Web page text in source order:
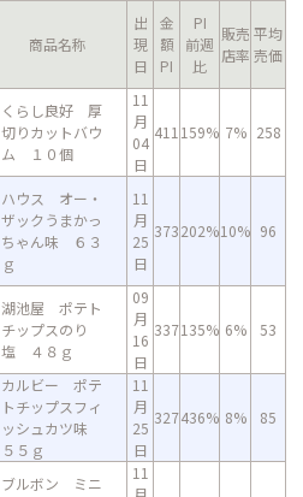
商品名称
出
現
日
金
額
PI
PI
前週
比
販売
店率
平均
売価
くらし良好 厚
切りカットバウ
ム １０個
11
月
04
日
411 159% 7% 258
ハウス オー・
ザックうまかっ
ちゃん味 ６３
ｇ
11
月
25
日
373202%10% 96
湖池屋 ポテト
チップスのり
塩 ４８ｇ
09
月
16
日
337135% 6% 53
カルビー ポテ
トチップスフィ
ッシュカツ味
５５ｇ
11
月
25
日
327436% 8% 85
ブルボン ミニ
11